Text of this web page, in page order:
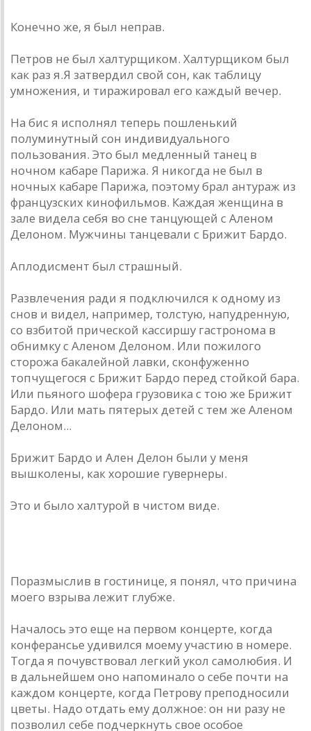
Конечно же, я был неправ.
Петров не был халтурщиком. Халтурщиком был
как раз я.Я затвердил свой сон, как таблицу
умножения, и тиражировал его каждый вечер.
На бис я исполнял теперь пошленький
полуминутный сон индивидуального
пользования. Это был медленный танец в
ночном кабаре Парижа. Я никогда не был в
ночных кабаре Парижа, поэтому брал антураж из
французских кинофильмов. Каждая женщина в
зале видела себя во сне танцующей с Аленом
Делоном. Мужчины танцевали с Брижит Бардо.
Аплодисмент был страшный.
Развлечения ради я подключился к одному из
снов и видел, например, толстую, напудренную,
со взбитой прической кассиршу гастронома в
обнимку с Аленом Делоном. Или пожилого
сторожа бакалейной лавки, сконфуженно
топчущегося с Брижит Бардо перед стойкой бара.
Или пьяного шофера грузовика с тою же Брижит
Бардо. Или мать пятерых детей с тем же Аленом
Делоном...
Брижит Бардо и Ален Делон были у меня
вышколены, как хорошие гувернеры.
Это и было халтурой в чистом виде.
Поразмыслив в гостинице, я понял, что причина
моего взрыва лежит глубже.
Началось это еще на первом концерте, когда
конферансье удивился моему участию в номере.
Тогда я почувствовал легкий укол самолюбия. И
в дальнейшем оно напоминало о себе почти на
каждом концерте, когда Петрову преподносили
цветы. Надо отдать ему должное: он ни разу не
позволил себе подчеркнуть свое особое